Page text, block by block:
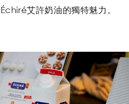
艾許奶油的獨特魅力。